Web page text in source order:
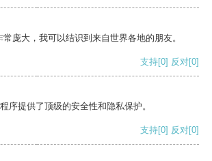
庞大，我可以结识到来自世界各地的朋友。
支持[0] 反对[0]
序提供了顶级的安全性和隐私保护。
支持[0] 反对[0]